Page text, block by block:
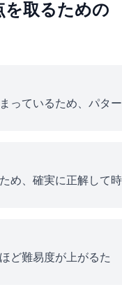
を取るための
っているため、パター
め、確実に正解して時
ど難易度が上がるた